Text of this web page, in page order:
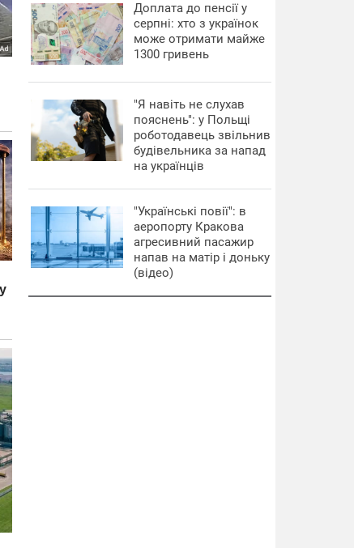
Доплата до пенсії у
серпні: хто з українок
може отримати майже
1300 гривень
"Я навіть не слухав
пояснень": у Польщі
роботодавець звільнив
будівельника за напад
на українців
"Українські повії": в
аеропорту Кракова
агресивний пасажир
напав на матір і доньку
(відео)